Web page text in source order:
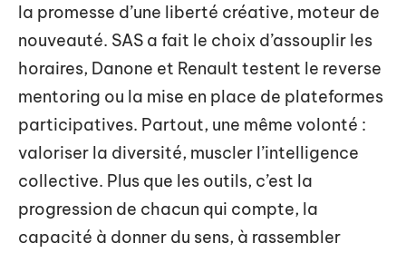
la promesse d’une liberté créative, moteur de
nouveauté. SAS a fait le choix d’assouplir les
horaires, Danone et Renault testent le reverse
mentoring ou la mise en place de plateformes
participatives. Partout, une même volonté :
valoriser la diversité, muscler l’intelligence
collective. Plus que les outils, c’est la
progression de chacun qui compte, la
capacité à donner du sens, à rassembler